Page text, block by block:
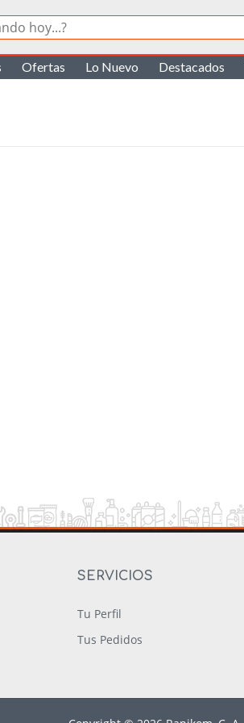
Ofertas Lo Nuevo Destacados
SERVICIOS
Tu Perfil
Tus Pedidos